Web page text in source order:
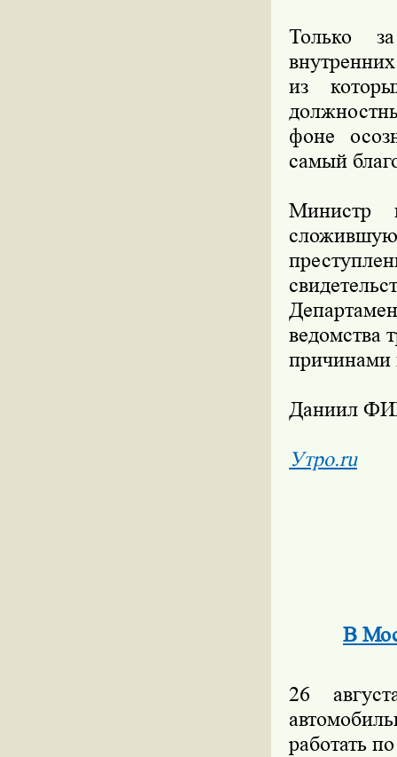
Только
из
фоне
самый
Министр
ведомства
причинами
Даниил
Утро.ru
В
26
работать